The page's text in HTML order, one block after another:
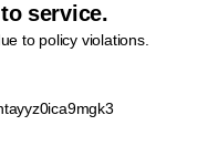
service.
to policy violations.